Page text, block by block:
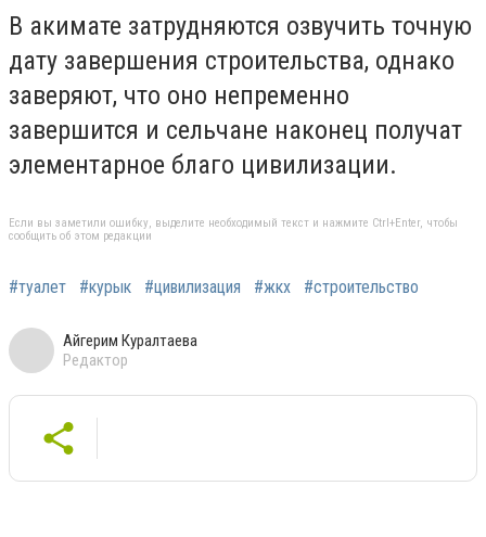
В акимате затрудняются озвучить точную
дату завершения строительства, однако
заверяют, что оно непременно
завершится и сельчане наконец получат
элементарное благо цивилизации.
Если вы заметили ошибку, выделите необходимый текст и нажмите Ctrl+Enter, чтобы
сообщить об этом редакции
#туалет #курык #цивилизация #жкх #строительство
Айгерим Куралтаева
Редактор